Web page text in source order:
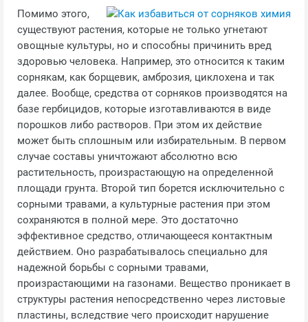
Помимо этого,
существуют растения, которые не только угнетают
овощные культуры, но и способны причинить вред
здоровью человека. Например, это относится к таким
сорнякам, как борщевик, амброзия, циклохена и так
далее. Вообще, средства от сорняков производятся на
базе гербицидов, которые изготавливаются в виде
порошков либо растворов. При этом их действие
может быть сплошным или избирательным. В первом
случае составы уничтожают абсолютно всю
растительность, произрастающую на определенной
площади грунта. Второй тип борется исключительно с
сорными травами, а культурные растения при этом
сохраняются в полной мере. Это достаточно
эффективное средство, отличающееся контактным
действием. Оно разрабатывалось специально для
надежной борьбы с сорными травами,
произрастающими на газонами. Вещество проникает в
структуры растения непосредственно через листовые
пластины, вследствие чего происходит нарушение